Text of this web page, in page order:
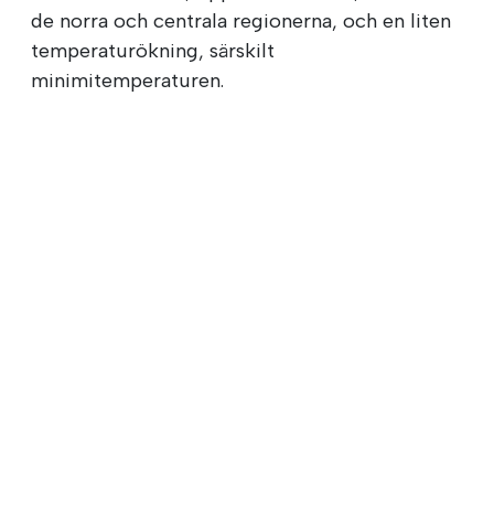
de norra och centrala regionerna, och en liten
temperaturökning, särskilt
minimitemperaturen.